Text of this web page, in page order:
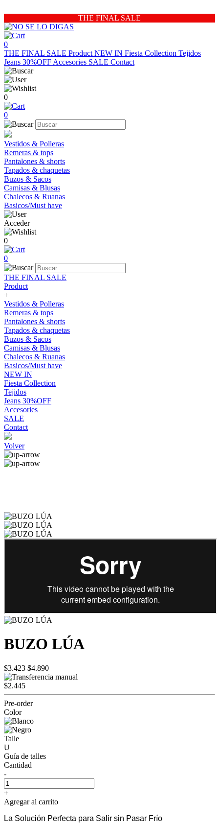
THE FINAL SALE
0
THE FINAL SALE Product NEW IN Fiesta Collection Tejidos
Jeans 30%OFF Accesories SALE Contact
0
0
Vestidos & Polleras
Remeras & tops
Pantalones & shorts
Tapados & chaquetas
Buzos & Sacos
Camisas & Blusas
Chalecos & Ruanas
Basicos/Must have
Acceder
0
0
THE FINAL SALE
Product
+
Vestidos & Polleras
Remeras & tops
Pantalones & shorts
Tapados & chaquetas
Buzos & Sacos
Camisas & Blusas
Chalecos & Ruanas
Basicos/Must have
NEW IN
Fiesta Collection
Tejidos
Jeans 30%OFF
Accesories
SALE
Contact
Volver
BUZO LÚA
$3.423 $4.890
$2.445
Pre-order
Color
Talle
U
Guía de talles
Cantidad
-
+
Agregar al carrito
La Solución Perfecta para Salir sin Pasar Frío